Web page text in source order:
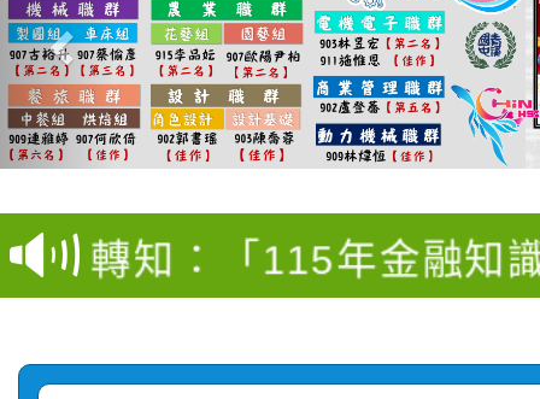
學年度第1學期第9次代
結果(第4招)
【甄選結果(第12招)】
學年度第1學期第7次代
結果(第12招)
轉知：桃園市115學年
賽及師生本土語及新住
賽實施要點
轉知：「桃園市115學
比賽實施要點」
轉知：「115年金融知
動辦法」
轉知臺中市政府政風處
城市手牽手，綠能透明
轉知：「115學年度全